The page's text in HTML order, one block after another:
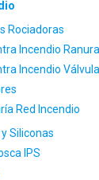
Rociadoras
Incendio
Incendio
Red Incendio
Siliconas
IPS